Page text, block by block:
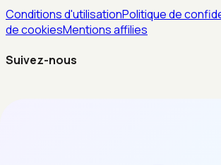
Conditions d'utilisationPolitique de
de cookiesMentions affilies
Suivez-nous